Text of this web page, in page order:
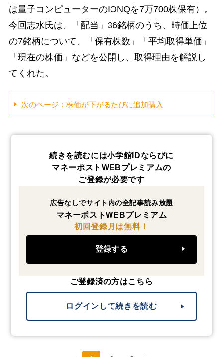
は量子コンピューターのIONQを7万700株保有）。
今回志水氏は、「配当」36銘柄のうち、時価上位
の7銘柄について、「保有株数」「平均取得単価」
「現在の株価」などを公開し、取得理由を解説し
てくれた。
次のページ：株価が下がるたびに追加購入
続きを読むには小学館IDならびに
マネーポストWEBプレミアムの
ご登録が必要です
広告なしでサイト内の全記事読み放題
マネーポストWEBプレミアム
初回登録月は無料！
登録する
ご登録済の方はこちら
ログインして続きを読む